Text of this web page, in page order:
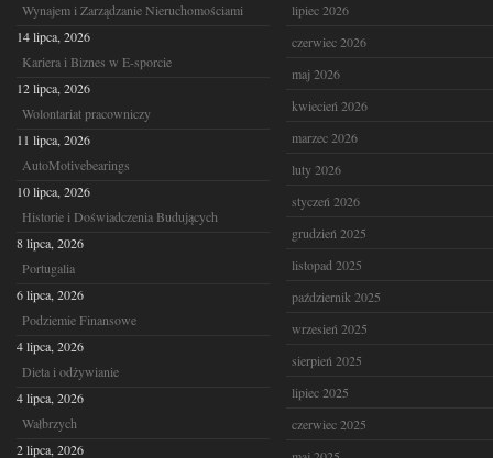
Wynajem i Zarządzanie Nieruchomościami
14 lipca, 2026
Kariera i Biznes w E-sporcie
12 lipca, 2026
Wolontariat pracowniczy
11 lipca, 2026
AutoMotivebearings
10 lipca, 2026
Historie i Doświadczenia Budujących
8 lipca, 2026
Portugalia
6 lipca, 2026
Podziemie Finansowe
4 lipca, 2026
Dieta i odżywianie
4 lipca, 2026
Wałbrzych
2 lipca, 2026
lipiec 2026
czerwiec 2026
maj 2026
kwiecień 2026
marzec 2026
luty 2026
styczeń 2026
grudzień 2025
listopad 2025
październik 2025
wrzesień 2025
sierpień 2025
lipiec 2025
czerwiec 2025